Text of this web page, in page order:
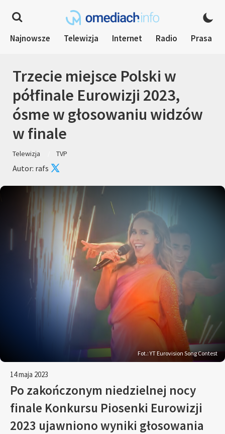
Najnowsze Telewizja Internet Radio Prasa
Trzecie miejsce Polski w
półfinale Eurowizji 2023,
ósme w głosowaniu widzów
w finale
Telewizja TVP
Autor: rafs
Fot.: YT Eurovision Song Contest
14 maja 2023
Po zakończonym niedzielnej nocy
finale Konkursu Piosenki Eurowizji
2023 ujawniono wyniki głosowania